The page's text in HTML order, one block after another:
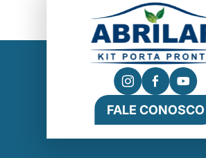
FALE CONOSCO